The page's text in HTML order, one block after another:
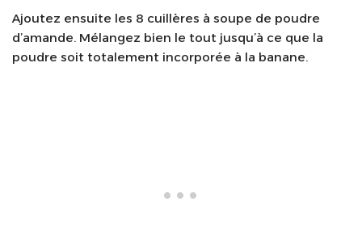
Ajoutez ensuite les 8 cuillères à soupe de poudre
d’amande. Mélangez bien le tout jusqu’à ce que la
poudre soit totalement incorporée à la banane.